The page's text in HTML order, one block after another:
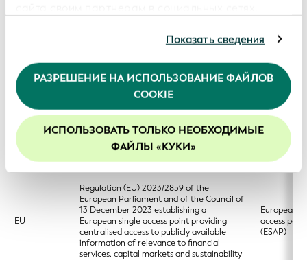
аналитическим организациям, которые могут
предоставленной вами или полученной ими в
результате использования вами их услуг.
Продолжая использование нашего веб-сайта, вы
соглашаетесь с нашей политикой в отношении
файлов cookie. Более подробная информация
приведена в документе с описанием нашей
Политики конфиденциальности.
Мы рекомендуем включить файлы cookie, чтобы
улучшить ваш опыт на нашем сайте.
Показать сведения
РАЗРЕШЕНИЕ НА ИСПОЛЬЗОВАНИЕ ФАЙЛОВ
COOKIE
ИСПОЛЬЗОВАТЬ ТОЛЬКО НЕОБХОДИМЫЕ
ФАЙЛЫ «КУКИ»
Parliament and of the Council of 13
Directives as regards the establishment
and functioning of the European single
access point
European
(ESAP)
EU
Regulation (EU) 2023/2869 of the
13 December 2023 amending certain
Regulations as regards the establishment
and functioning of the European single
access point
European
access point
EU
Regulation (EU) 2023/2859 of the
European Parliament and of the Council of
13 December 2023 establishing a
European single access point providing
centralised access to publicly available
information of relevance to financial
services, capital markets and sustainability
European
access point
(ESAP)